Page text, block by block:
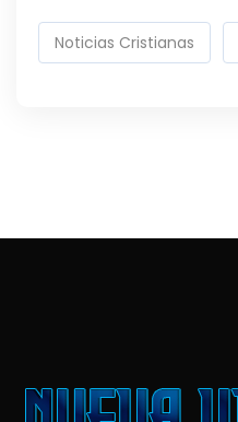
Noticias Cristianas